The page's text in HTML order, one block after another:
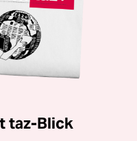
taz-Blick